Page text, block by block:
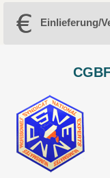
Einlieferung/